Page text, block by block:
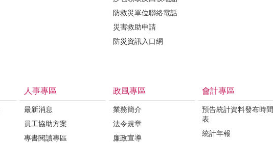
防救災單位聯絡電話
災害救助申請
防災資訊入口網
人事專區
最新消息
員工協助方案
專書閱讀專區
政風專區
業務簡介
法令規章
廉政宣導
會計專區
預告統計資料發布時間
表
統計年報